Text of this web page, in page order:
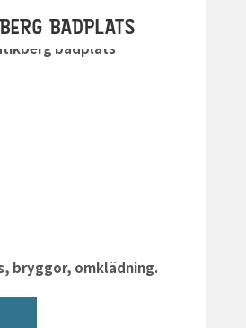
BADPLATS
bryggor, omklädning.